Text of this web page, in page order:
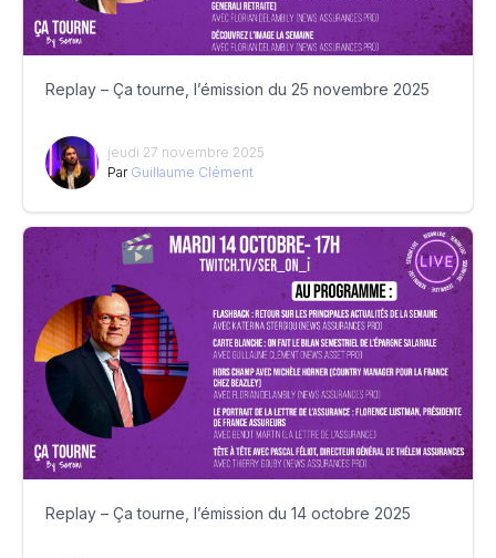
Replay – Ça tourne, l’émission du 25 novembre 2025
jeudi 27 novembre 2025
Par Guillaume Clément
Replay – Ça tourne, l’émission du 14 octobre 2025